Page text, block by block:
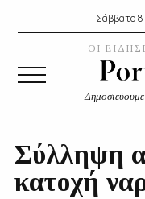
Σάββατο
ΟΙ
Δημοσιεύουμε
Σύλληψη
κατοχή